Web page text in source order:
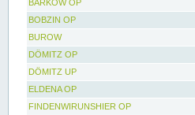
BARKOW OP
BOBZIN OP
BUROW
DÖMITZ OP
DÖMITZ UP
ELDENA OP
FINDENWIRUNSHIER OP